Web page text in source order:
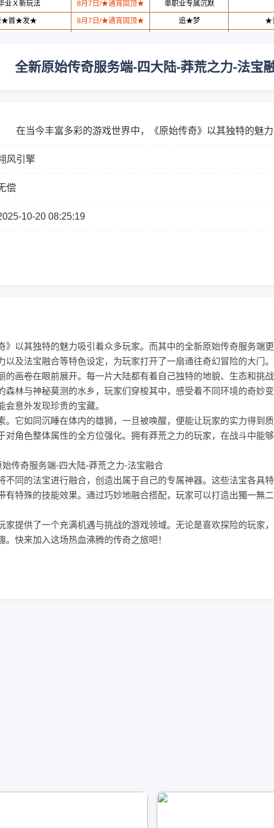
全新原始传奇服务端-四大陆-莽荒之力-法宝
在当今丰富多彩的游戏世界中，《原始传奇》以其独特的魅力
...
风引擎
偿
10-20 08:25:19
以其独特的魅力吸引着众多玩家。而其中的全新原始传奇服务端
及法宝融合等特色设定，为玩家打开了一扇通往奇幻冒险的大门。
画卷在眼前展开。每一片大陆都有着自己独特的地貌、生态和挑
林与神秘莫测的水乡，玩家们穿梭其中，感受着不同环境的奇妙
意外发现珍贵的宝藏。
如同沉睡在体内的雄狮，一旦被唤醒，便能让玩家的实力得到质
角色整体属性的全方位强化。拥有莽荒之力的玩家，在战斗中能
同的法宝进行融合，创造出属于自己的专属神器。这些法宝各具
特殊的技能效果。通过巧妙地融合搭配，玩家可以打造出獨一無
提供了一个充满机遇与挑战的游戏领域。无论是喜欢探险的玩家
快来加入这场热血沸腾的传奇之旅吧！